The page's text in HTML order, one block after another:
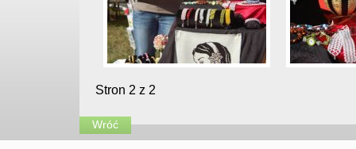
Stron 2 z 2
Wróć